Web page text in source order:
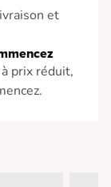
et
prix réduit,